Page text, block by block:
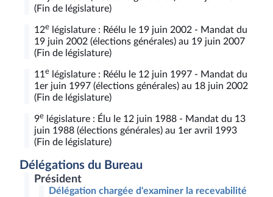
(Fin de législature)
12e législature : Réélu le 19 juin 2002 - Mandat du
19 juin 2002 (élections générales) au 19 juin 2007
(Fin de législature)
11 e législature : Réélu le 12 juin 1997 - Mandat du
1er juin 1997 (élections générales) au 18 juin 2002
(Fin de législature)
9e législature : Élu le 12 juin 1988 - Mandat du 13
juin 1988 (élections générales) au 1er avril 1993
(Fin de législature)
Délégations du Bureau
Président
Délégation chargée d'examiner la recevabilité